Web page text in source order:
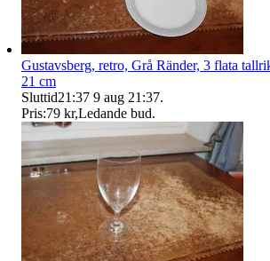
Gustavsberg, retro, Grå Ränder, 3 flata
21 cm
Sluttid21:37 9 aug 21:37.
Pris:79 kr,Ledande bud.